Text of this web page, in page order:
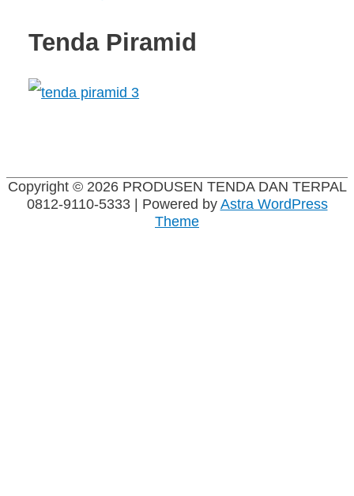
Tenda Piramid
Copyright © 2026 PRODUSEN TENDA DAN TERPAL
0812-9110-5333| Powered byAstra WordPress
Theme